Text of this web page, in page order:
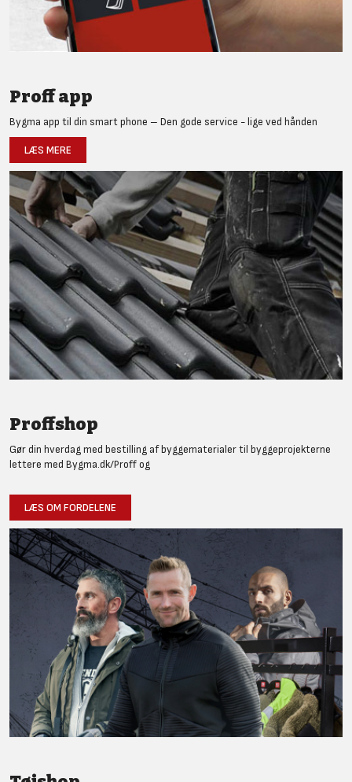
Proff app
Bygma app til din smart phone – Den gode service - lige ved hånden
LÆS MERE
Proffshop
Gør din hverdag med bestilling af byggematerialer til byggeprojekterne
lettere med Bygma.dk/Proff og
LÆS OM FORDELENE